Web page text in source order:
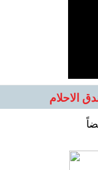
الاحلام